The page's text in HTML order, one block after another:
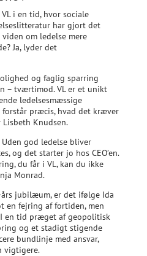
i en tid, hvor sociale
har gjort det
om ledelse mere
Ja, lyder det
og faglig sparring
– tværtimod. VL er et unikt
ledelsesmæssige
forstår præcis, hvad det kræver
Lisbeth Knudsen.
Uden god ledelse bliver
og det starter jo hos CEO’en.
du får i VL, kan du ikke
Monrad.
jubilæum, er det ifølge Ida
en fejring af fortiden, men
en tid præget af geopolitisk
og et stadigt stigende
bundlinje med ansvar,
vigtigere.